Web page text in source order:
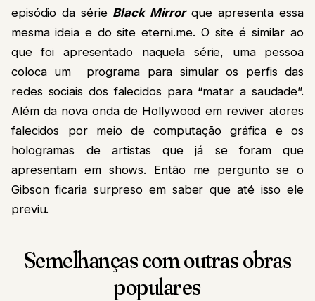
episódio da sérieBlack Mirrorque apresenta essa
mesma ideia e do site eterni.me. O site é similar ao
que foi apresentado naquela série, uma pessoa
coloca um programa para simular os perfis das
redes sociais dos falecidos para “matar a saudade”.
Além da nova onda de Hollywood em reviver atores
falecidos por meio de computação gráfica e os
hologramas de artistas que já se foram que
apresentam em shows. Então me pergunto se o
Gibson ficaria surpreso em saber que até isso ele
previu.
Semelhanças com outras obras
populares